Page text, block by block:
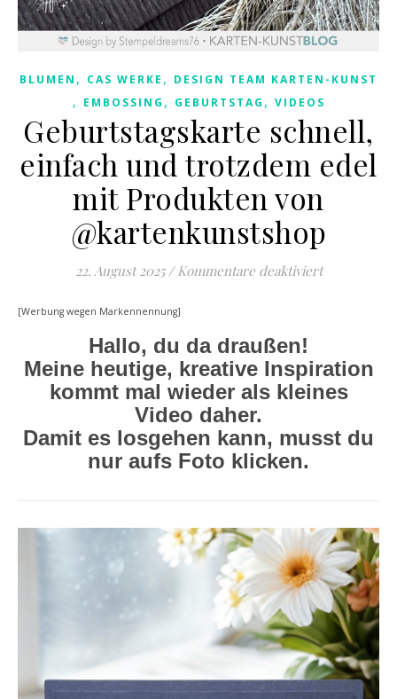
BLUMEN , CAS WERKE , DESIGN TEAM KARTEN-KUNST
, EMBOSSING , GEBURTSTAG , VIDEOS
Geburtstagskarte schnell,
einfach und trotzdem edel
mit Produkten von
@kartenkunstshop
22. August 2025 / Kommentare deaktiviertfür
[Werbung wegen Markennennung]
Hallo, du da draußen!
Meine heutige, kreative Inspiration
kommt mal wieder als kleines
Video daher.
Damit es losgehen kann, musst du
nur aufs Foto klicken.
Video-